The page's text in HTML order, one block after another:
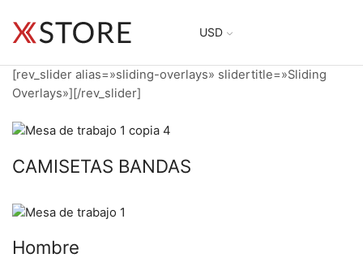
USD
[rev_slider alias=»sliding-overlays» slidertitle=»Sliding
Overlays»][/rev_slider]
CAMISETAS BANDAS
Hombre